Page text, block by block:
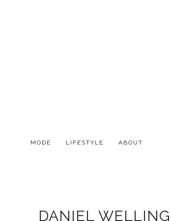
MODE LIFESTYLE ABOUT
DANIEL